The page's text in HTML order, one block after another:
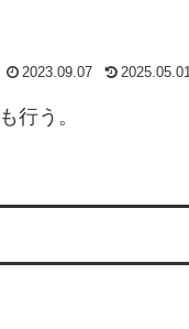
2023.09.07 2025.05.01
行う。